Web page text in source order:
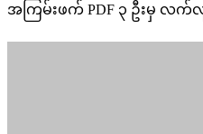
အကြမ်းဖက် PDF ၃ ဦးမှ လက်